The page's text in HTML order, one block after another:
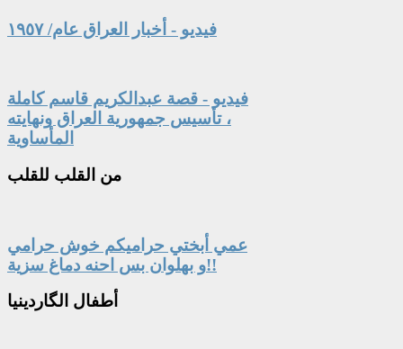
فيديو - أخبار العراق عام/ ١٩٥٧
فيديو - قصة عبدالكريم قاسم كاملة
، تأسيس جمهورية العراق ونهايته
المأساوية
من القلب للقلب
عمي أبختي حراميكم خوش حرامي
و بهلوان بس احنه دماغ سزية!!
أطفال الگاردينيا